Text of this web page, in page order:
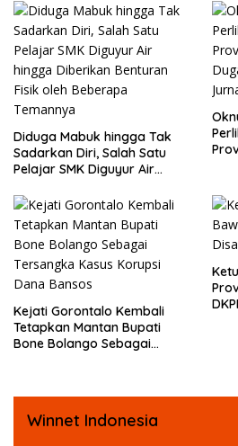
Diduga Mabuk hingga Tak
Sadarkan Diri, Salah Satu
Pelajar SMK Diguyur Air
Fisik oleh Beberapa
Temannya
Kejati Gorontalo Kembali
Tetapkan Mantan Bupati
Bone Bolango Sebagai
Winnet Indonesia